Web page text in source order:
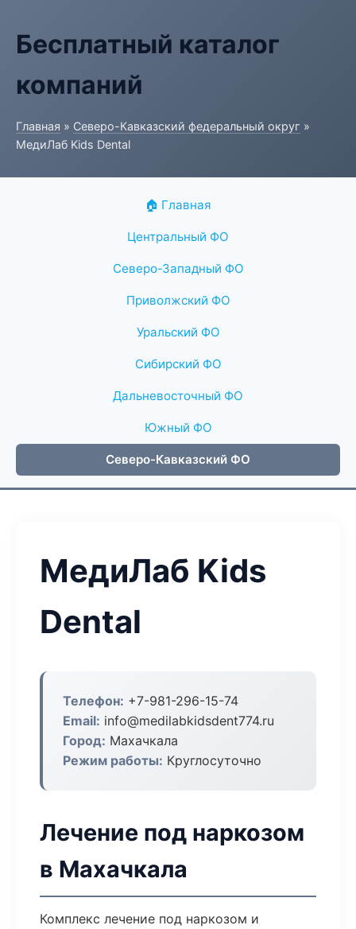
Бесплатный каталог
компаний
Главная » Северо-Кавказский федеральный округ »
МедиЛаб Kids Dental
🏠 Главная
Центральный ФО
Северо-Западный ФО
Приволжский ФО
Уральский ФО
Сибирский ФО
Дальневосточный ФО
Южный ФО
Северо-Кавказский ФО
МедиЛаб Kids
Dental
Телефон: +7-981-296-15-74
Email: info@medilabkidsdent774.ru
Город: Махачкала
Режим работы: Круглосуточно
Лечение под наркозом
в Махачкала
Комплекс лечение под наркозом и